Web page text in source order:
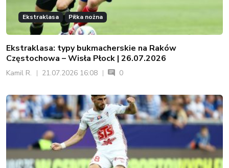
Ekstraklasa Piłka nożna
Ekstraklasa: typy bukmacherskie na Raków
Częstochowa – Wisła Płock | 26.07.2026
Kamil R. 21.07.2026 16:08 0